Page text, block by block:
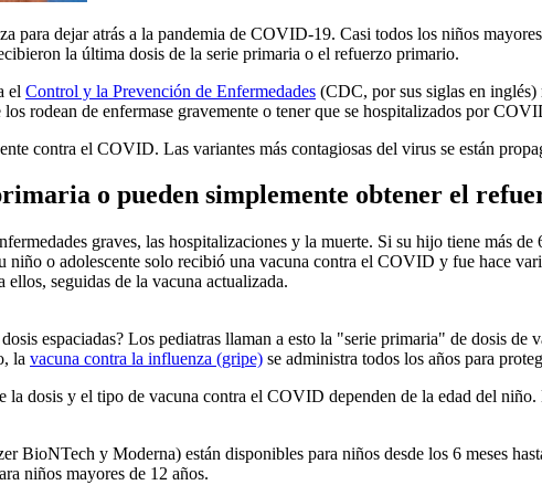
para dejar atrás a la pandemia de COVID-19. Casi todos los niños
la última dosis de la serie primaria o el refuerzo primario.
el Control y la Prevención de Enfermedades (CDC, por sus siglas en inglés)
rodean de enfermase gravemente o tener que se hospitalizados por
contra el COVID. Las variantes más contagiosas del virus se están
o pueden simplemente obtener el
graves, las hospitalizaciones y la muerte. Si su hijo tiene más
o adolescente solo recibió una vacuna contra el COVID y fue hace
ellos, seguidas de la vacuna actualizada.
espaciadas? Los pediatras llaman a esto la "serie primaria" de dosis
la vacuna contra la influenza (gripe) se administra todos los años para
dosis y el tipo de vacuna contra el COVID dependen de la edad del
BioNTech y Moderna) están disponibles para niños desde los 6 meses
niños mayores de 12 años.